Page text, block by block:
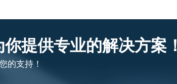
提供专业的解决方案！
的支持！